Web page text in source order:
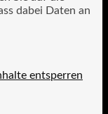
dabei Daten an
entsperren